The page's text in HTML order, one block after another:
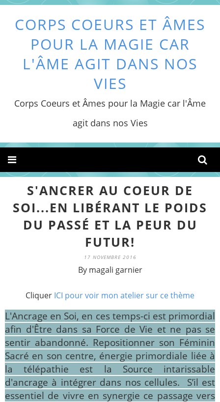
CORPS COEURS ET ÂMES
POUR LA MAGIE CAR
L'ÂME AGIT DANS NOS
VIES
Corps Coeurs et Âmes pour la Magie car l'Âme
agit dans nos Vies
S'ANCRER AU COEUR DE
SOI...EN LIBÉRANT LE POIDS
DU PASSÉ ET LA PEUR DU
FUTUR!
17 NOVEMBRE 2016
By magali garnier
Cliquer ICI pour voir mon atelier sur ce thème
L'Ancrage en Soi, en ces temps-ci est primordial
afin d'Être dans sa Force de Vie et ne pas se
sentir abandonné. Repositionner son Féminin
Sacré en son centre, énergie primordiale liée à
la télépathie est la Source intarissable
d'ancrage à intégrer dans nos cellules.
S’il est
essentiel de vivre en synergie ce passage vers